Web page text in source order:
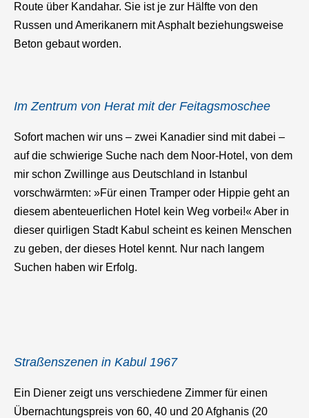
Route über Kandahar. Sie ist je zur Hälfte von den
Russen und Amerikanern mit Asphalt beziehungsweise
Beton gebaut worden.
Im Zentrum von Herat mit der Feitagsmoschee
Sofort machen wir uns – zwei Kanadier sind mit dabei –
auf die schwierige Suche nach dem Noor-Hotel, von dem
mir schon Zwillinge aus Deutschland in Istanbul
vorschwärmten: »Für einen Tramper oder Hippie geht an
diesem abenteuerlichen Hotel kein Weg vorbei!« Aber in
dieser quirligen Stadt Kabul scheint es keinen Menschen
zu geben, der dieses Hotel kennt. Nur nach langem
Suchen haben wir Erfolg.
Straßenszenen in Kabul 1967
Ein Diener zeigt uns verschiedene Zimmer für einen
Übernachtungspreis von 60, 40 und 20 Afghanis (20